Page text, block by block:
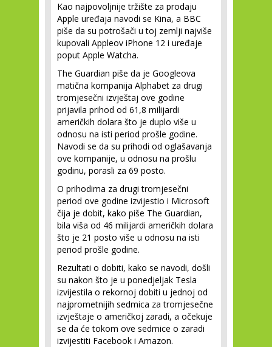
Kao najpovoljnije tržište za prodaju
Apple uređaja navodi se Kina, a BBC
piše da su potrošači u toj zemlji najviše
kupovali Appleov iPhone 12 i uređaje
poput Apple Watcha.
The Guardian piše da je Googleova
matična kompanija Alphabet za drugi
tromjesečni izvještaj ove godine
prijavila prihod od 61,8 milijardi
američkih dolara što je duplo više u
odnosu na isti period prošle godine.
Navodi se da su prihodi od oglašavanja
ove kompanije, u odnosu na prošlu
godinu, porasli za 69 posto.
O prihodima za drugi tromjesečni
period ove godine izvijestio i Microsoft
čija je dobit, kako piše The Guardian,
bila viša od 46 milijardi američkih dolara
što je 21 posto više u odnosu na isti
period prošle godine.
Rezultati o dobiti, kako se navodi, došli
su nakon što je u ponedjeljak Tesla
izvijestila o rekornoj dobiti u jednoj od
najprometnijih sedmica za tromjesečne
izvještaje o američkoj zaradi, a očekuje
se da će tokom ove sedmice o zaradi
izvijestiti Facebook i Amazon.